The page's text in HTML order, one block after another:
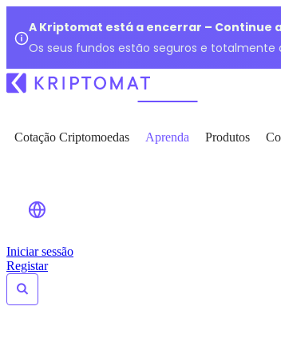
A Kriptomat está a encerrar – Continue
Os seus fundos estão seguros e totalmente
Cotação Criptomoedas Aprenda Produtos
Iniciar sessão
Registar